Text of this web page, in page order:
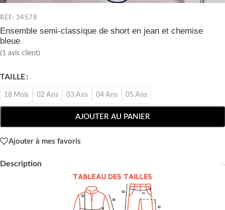
REF: 34578
Ensemble semi-classique de short en jean et chemise
bleue
(1 avis client)
TAILLE
18 Mois 02 Ans 03 Ans 04 Ans 05 Ans
AJOUTER AU PANIER
Ajouter à mes favoris
Description